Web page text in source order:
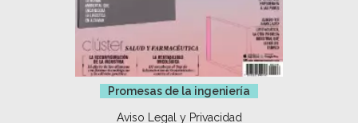
Promesas de la ingeniería
Aviso Legal y Privacidad